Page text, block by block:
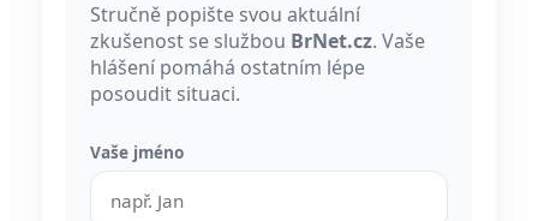
Stručně popište svou aktuální
zkušenost se službou BrNet.cz. Vaše
hlášení pomáhá ostatním lépe
posoudit situaci.
Vaše jméno